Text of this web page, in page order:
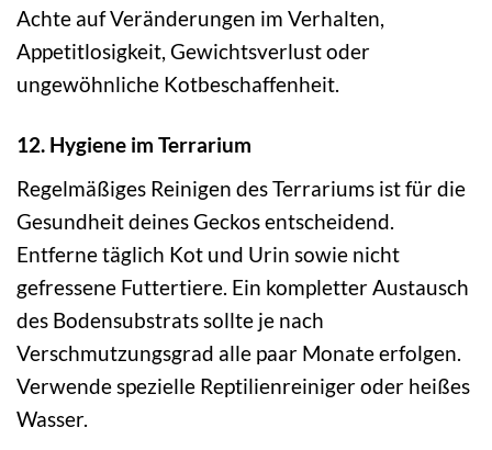
Achte auf Veränderungen im Verhalten,
Appetitlosigkeit, Gewichtsverlust oder
ungewöhnliche Kotbeschaffenheit.
12. Hygiene im Terrarium
Regelmäßiges Reinigen des Terrariums ist für die
Gesundheit deines Geckos entscheidend.
Entferne täglich Kot und Urin sowie nicht
gefressene Futtertiere. Ein kompletter Austausch
des Bodensubstrats sollte je nach
Verschmutzungsgrad alle paar Monate erfolgen.
Verwende spezielle Reptilienreiniger oder heißes
Wasser.